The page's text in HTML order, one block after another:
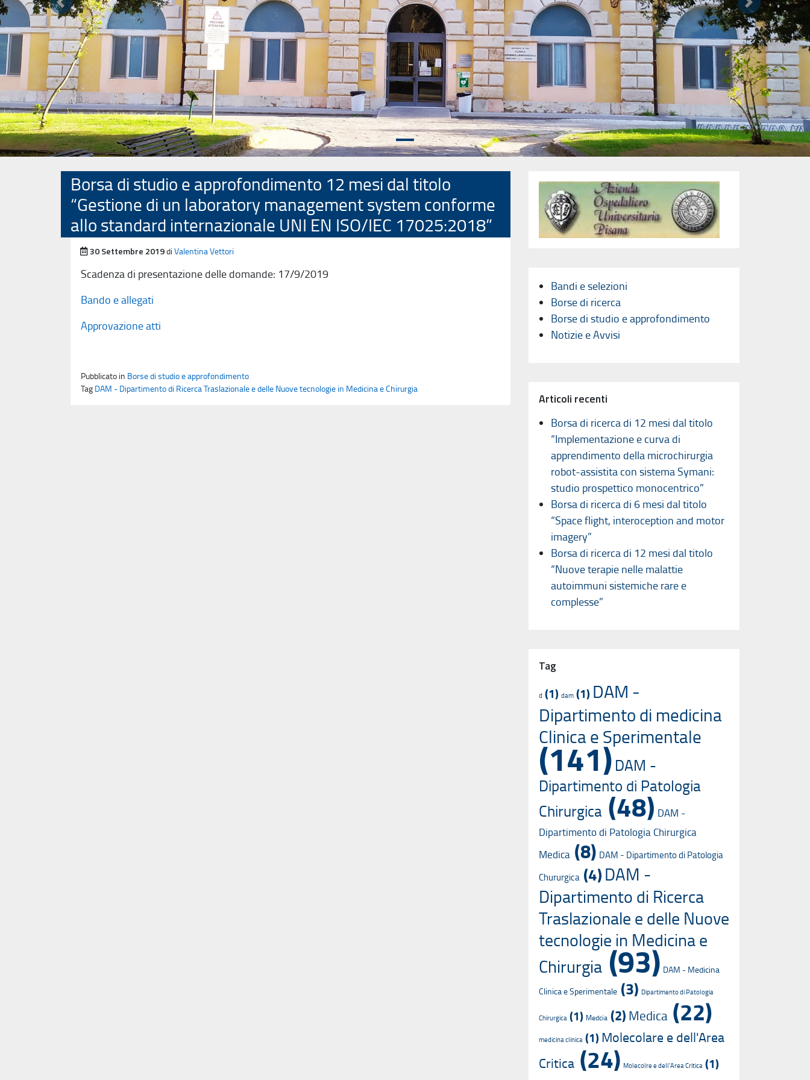
Precedente Successivo
Borsa di studio e approfondimento 12 mesi dal titolo
“Gestione di un laboratory management system conforme
allo standard internazionale UNI EN ISO/IEC 17025:2018”
Pubblicato il
30 Settembre 2019di Valentina Vettori
Scadenza di presentazione delle domande: 17/9/2019
Bando e allegati
Approvazione atti
Pubblicato in Borse di studio e approfondimento
Tag DAM - Dipartimento di Ricerca Traslazionale e delle Nuove tecnologie in Medicina e Chirurgia
Bandi e selezioni
Borse di ricerca
Borse di studio e approfondimento
Notizie e Avvisi
Articoli recenti
Borsa di ricerca di 12 mesi dal titolo
“Implementazione e curva di
apprendimento della microchirurgia
robot-assistita con sistema Symani:
studio prospettico monocentrico”
Borsa di ricerca di 6 mesi dal titolo
“Space flight, interoception and motor
imagery”
Borsa di ricerca di 12 mesi dal titolo
“Nuove terapie nelle malattie
autoimmuni sistemiche rare e
complesse”
Tag
d (1) dam (1) DAM -
Dipartimento di medicina
Clinica e Sperimentale
(141) DAM -
Dipartimento di Patologia
Chirurgica (48) DAM -
Dipartimento di Patologia Chirurgica
Medica (8) DAM - Dipartimento di Patologia
Chururgica (4)DAM -
Dipartimento di Ricerca
Traslazionale e delle Nuove
tecnologie in Medicina e
Chirurgia(93) DAM - Medicina
Clinica e Sperimentale (3) Dipartimento di Patologia
Chirurgica (1) Medcia (2) Medica (22)
medicina clinica (1)Molecolare e dell'Area
Critica (24) Molecolre e dell'Area Critica (1)